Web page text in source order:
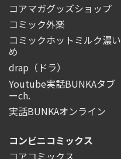
コアマガグッズショップ
コミック外楽
コミックホットミルク濃い
め
drap（ドラ）
Youtube実話BUNKAタブ
ーch.
実話BUNKAオンライン
コンビニコミックス
コアコミックス